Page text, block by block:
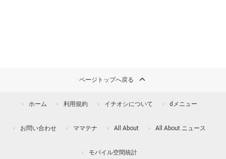
ページトップへ戻る
ホーム 利用規約 イチオシについて dメニュー
お問い合わせ ママテナ All About All About ニュース
モバイル空間統計